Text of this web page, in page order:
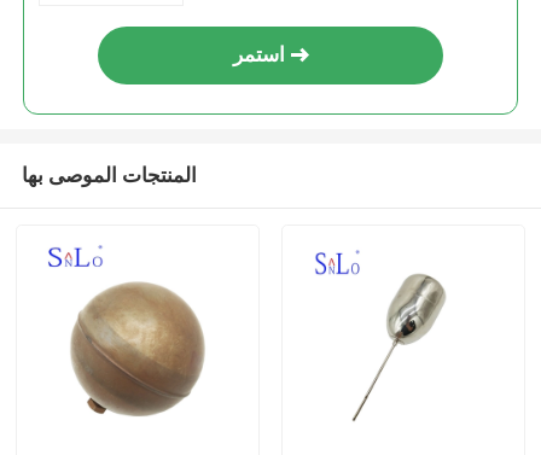
استمر
المنتجات الموصى بها